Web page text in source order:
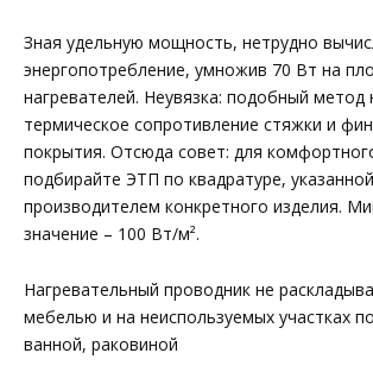
Зная удельную мощность, нетрудно
энергопотребление, умножив 70 Вт на
нагревателей. Неувязка: подобный метод
термическое сопротивление стяжки и
покрытия. Отсюда совет: для
подбирайте ЭТП по квадратуре, указанной
производителем конкретного изделия.
значение – 100 Вт/м².
Нагревательный проводник не
мебелью и на неиспользуемых участках
ванной, раковиной